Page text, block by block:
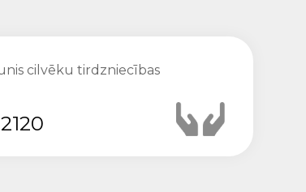
cilvēku tirdzniecības